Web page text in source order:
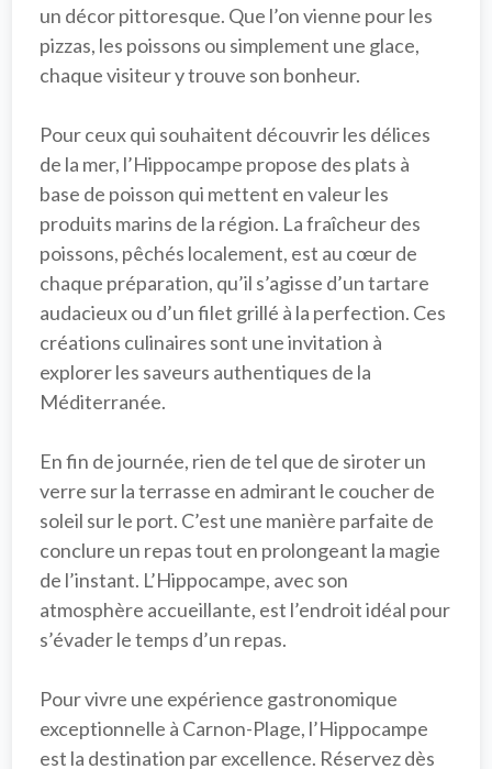
un décor pittoresque. Que l’on vienne pour les
pizzas, les poissons ou simplement une glace,
chaque visiteur y trouve son bonheur.
Pour ceux qui souhaitent découvrir les délices
de la mer, l’Hippocampe propose des plats à
base de poisson qui mettent en valeur les
produits marins de la région. La fraîcheur des
poissons, pêchés localement, est au cœur de
chaque préparation, qu’il s’agisse d’un tartare
audacieux ou d’un filet grillé à la perfection. Ces
créations culinaires sont une invitation à
explorer les saveurs authentiques de la
Méditerranée.
En fin de journée, rien de tel que de siroter un
verre sur la terrasse en admirant le coucher de
soleil sur le port. C’est une manière parfaite de
conclure un repas tout en prolongeant la magie
de l’instant. L’Hippocampe, avec son
atmosphère accueillante, est l’endroit idéal pour
s’évader le temps d’un repas.
Pour vivre une expérience gastronomique
exceptionnelle à Carnon-Plage, l’Hippocampe
est la destination par excellence. Réservez dès